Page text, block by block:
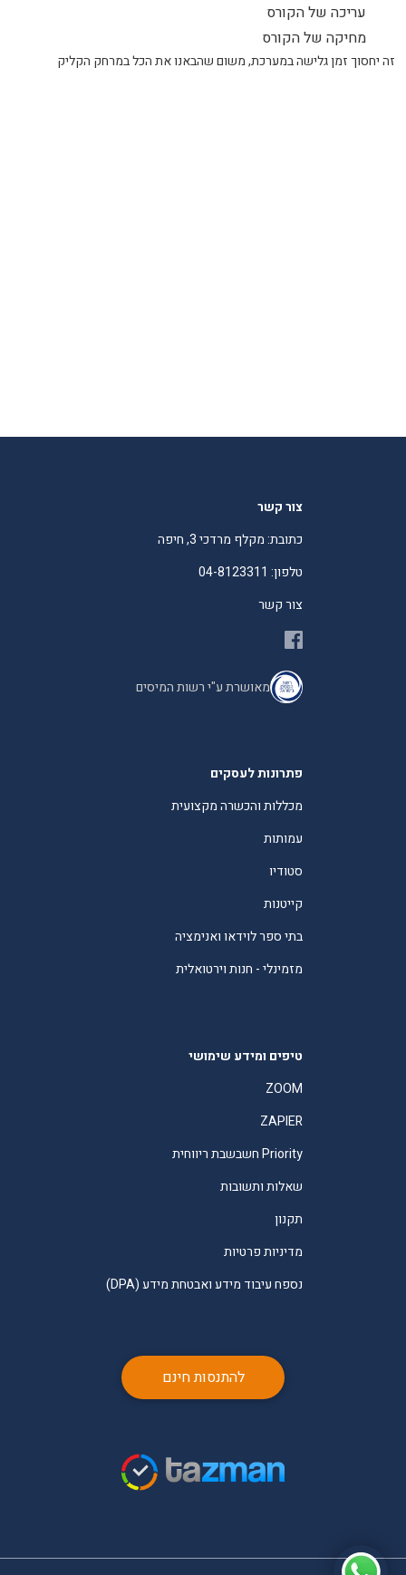
עריכה של הקורס
מחיקה של הקורס
זה יחסוך זמן גלישה במערכת, משום שהבאנו את הכל במרחק הקליק
צור קשר
כתובת: מקלף מרדכי 3, חיפה
טלפון: 04-8123311
צור קשר
מאושרת ע"י רשות המיסים
פתרונות לעסקים
מכללות והכשרה מקצועית
עמותות
סטודיו
קייטנות
בתי ספר לוידאו ואנימציה
מזמינלי - חנות וירטואלית
טיפים ומידע שימושי
ZOOM
ZAPIER
Priority חשבשבת ריווחית
שאלות ותשובות
תקנון
מדיניות פרטיות
נספח עיבוד מידע ואבטחת מידע (DPA)
להתנסות חינם